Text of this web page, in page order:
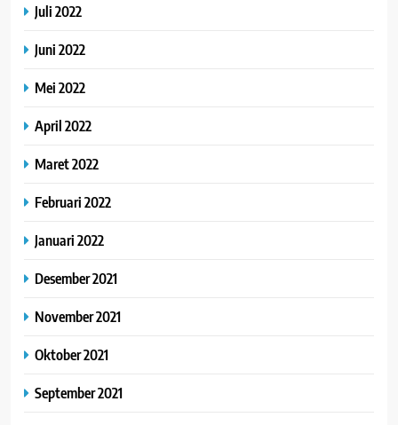
Juli 2022
Juni 2022
Mei 2022
April 2022
Maret 2022
Februari 2022
Januari 2022
Desember 2021
November 2021
Oktober 2021
September 2021